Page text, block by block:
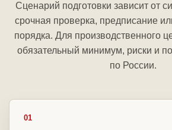
Сценарий подготовки зависит от
срочная проверка, предписание
порядка. Для производственного
обязательный минимум, риски и
по России.
01